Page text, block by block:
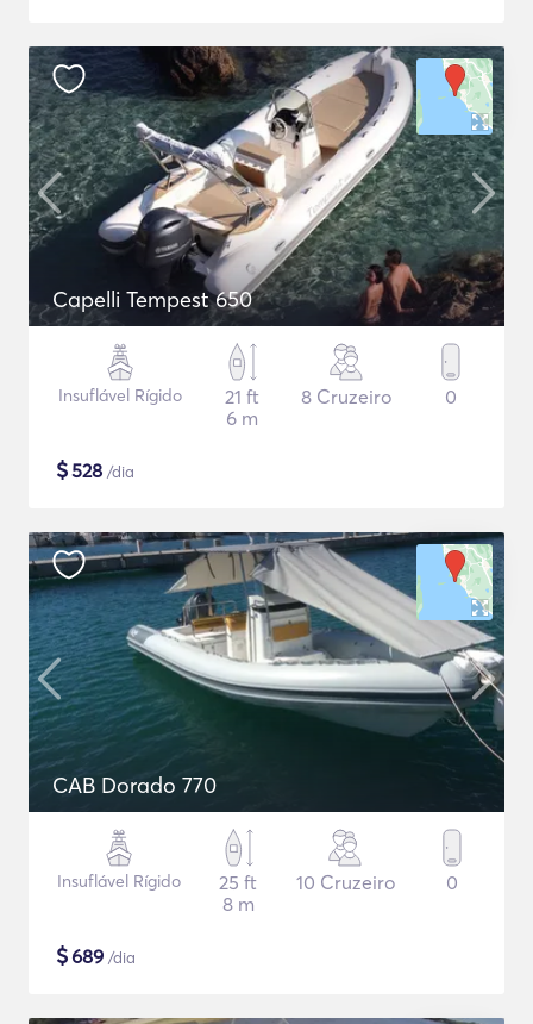
Capelli Tempest 650
Insuflável Rígido
21 ft
6 m
8 Cruzeiro 0
$528 /dia
CAB Dorado 770
Insuflável Rígido
25 ft
8 m
10 Cruzeiro 0
$689 /dia